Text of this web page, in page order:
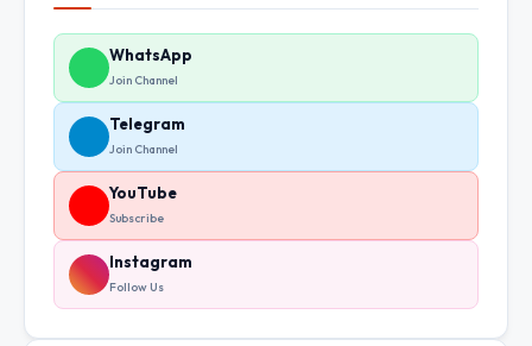
WhatsApp
Join Channel
Telegram
Join Channel
YouTube
Subscribe
Instagram
Follow Us